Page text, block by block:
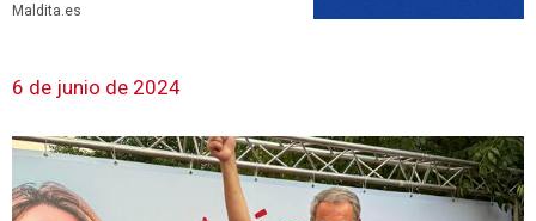
Maldita.es
6 de junio de 2024